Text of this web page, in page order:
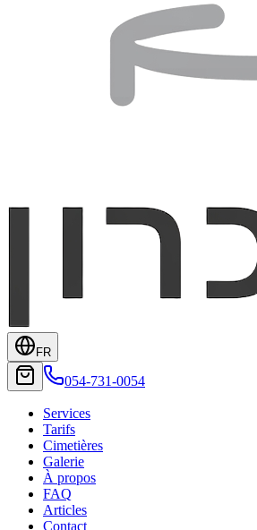
FR
054-731-0054
Services
Tarifs
Cimetières
Galerie
À propos
FAQ
Articles
Contact